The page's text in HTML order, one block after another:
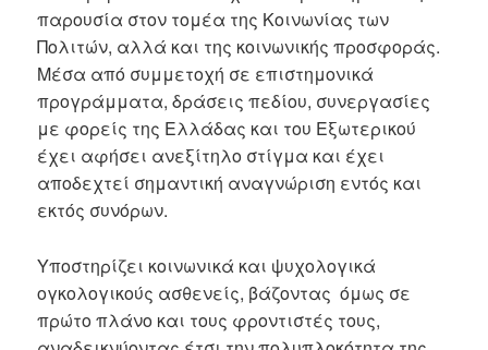
παρουσία στον τομέα της Κοινωνίας των
Πολιτών, αλλά και της κοινωνικής προσφοράς.
Μέσα από συμμετοχή σε επιστημονικά
προγράμματα, δράσεις πεδίου, συνεργασίες
με φορείς της Ελλάδας και του Εξωτερικού
έχει αφήσει ανεξίτηλο στίγμα και έχει
αποδεχτεί σημαντική αναγνώριση εντός και
εκτός συνόρων.
Υποστηρίζει κοινωνικά και ψυχολογικά
ογκολογικούς ασθενείς, βάζοντας όμως σε
πρώτο πλάνο και τους φροντιστές τους,